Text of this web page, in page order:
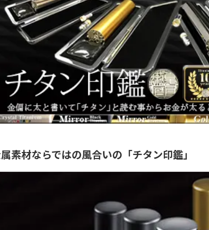
素材ならではの風合いの「チタン印鑑」